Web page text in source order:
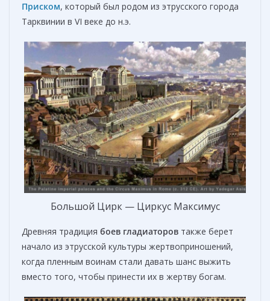
Приском, который был родом из этрусского города
Тарквинии в VI веке до н.э.
Большой Цирк — Циркус Максимус
Древняя традиция боев гладиаторов также берет
начало из этрусской культуры жертвоприношений,
когда пленным воинам стали давать шанс выжить
вместо того, чтобы принести их в жертву богам.